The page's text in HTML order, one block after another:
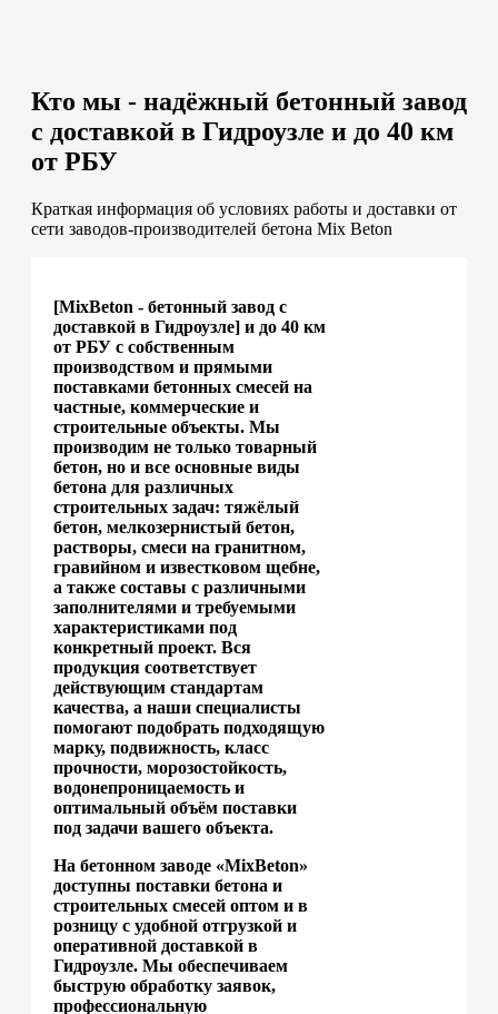
Кто мы - надёжный бетонный завод
с доставкой в Гидроузле и до 40 км
от РБУ
Краткая информация об условиях работы и доставки от
сети заводов-производителей бетона Mix Beton
[MixBeton - бетонный завод с
доставкой в Гидроузле] и до 40 км
от РБУ с собственным
производством и прямыми
поставками бетонных смесей на
частные, коммерческие и
строительные объекты. Мы
производим не только товарный
бетон, но и все основные виды
бетона для различных
строительных задач: тяжёлый
бетон, мелкозернистый бетон,
растворы, смеси на гранитном,
гравийном и известковом щебне,
а также составы с различными
заполнителями и требуемыми
характеристиками под
конкретный проект. Вся
продукция соответствует
действующим стандартам
качества, а наши специалисты
помогают подобрать подходящую
марку, подвижность, класс
прочности, морозостойкость,
водонепроницаемость и
оптимальный объём поставки
под задачи вашего объекта.
На бетонном заводе «MixBeton»
доступны поставки бетона и
строительных смесей оптом и в
розницу с удобной отгрузкой и
оперативной доставкой в
Гидроузле. Мы обеспечиваем
быструю обработку заявок,
профессиональную